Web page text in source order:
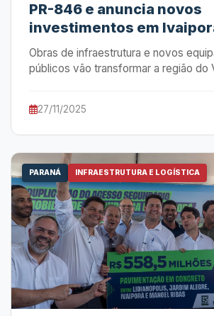
PR-846 e anuncia novos
investimentos em
Obras de infraestrutura e novos
públicos vão transformar a região do
27/11/2025
PARANÁ INFRAESTRUTURA E LOGÍSTICA